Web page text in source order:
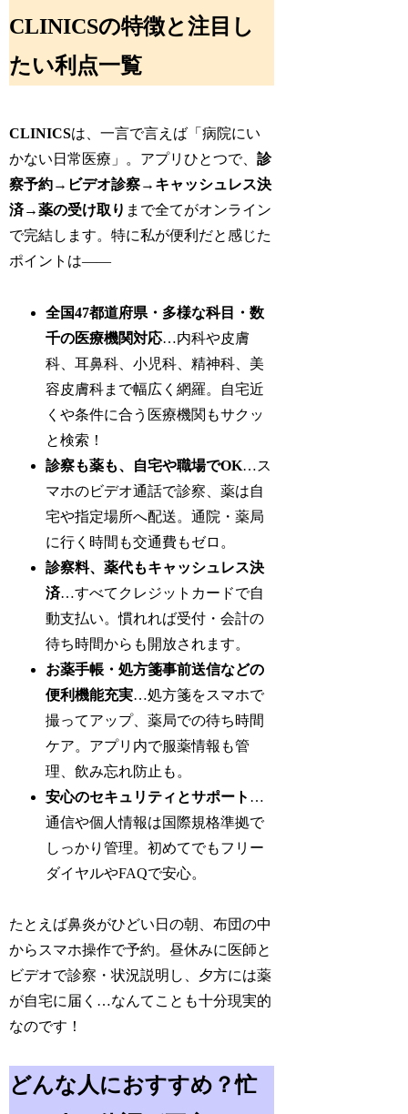
CLINICSの特徴と注目し
たい利点一覧
CLINICSは、一言で言えば「病院にい
かない日常医療」。アプリひとつで、診
察予約→ビデオ診察→キャッシュレス決
済→薬の受け取り まで全てがオンライン
で完結します。特に私が便利だと感じた
ポイントは――
全国47都道府県・多様な科目・数
千の医療機関対応…内科や皮膚
科、耳鼻科、小児科、精神科、美
容皮膚科まで幅広く網羅。自宅近
くや条件に合う医療機関もサクッ
と検索！
診察も薬も、自宅や職場でOK…ス
マホのビデオ通話で診察、薬は自
宅や指定場所へ配送。通院・薬局
に行く時間も交通費もゼロ。
診察料、薬代もキャッシュレス決
済…すべてクレジットカードで自
動支払い。慣れれば受付・会計の
待ち時間からも開放されます。
お薬手帳・処方箋事前送信などの
便利機能充実…処方箋をスマホで
撮ってアップ、薬局での待ち時間
ケア。アプリ内で服薬情報も管
理、飲み忘れ防止も。
安心のセキュリティとサポート …
通信や個人情報は国際規格準拠で
しっかり管理。初めてでもフリー
ダイヤルやFAQで安心。
たとえば鼻炎がひどい日の朝、布団の中
からスマホ操作で予約。昼休みに医師と
ビデオで診察・状況説明し、夕方には薬
が自宅に届く…なんてことも十分現実的
なのです！
どんな人におすすめ？忙